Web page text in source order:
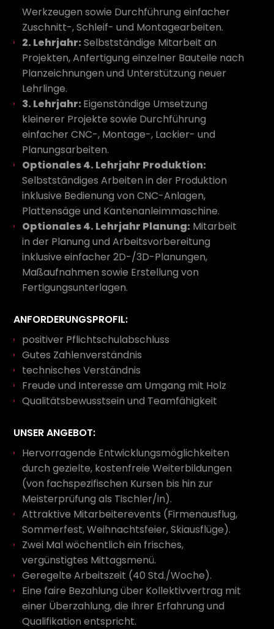
Werkzeugen sowie Durchführung einfacher
Zuschnitt-, Schleif- und Montagearbeiten.
2. Lehrjahr: Selbstständige Mitarbeit an
Projekten, Anfertigung einzelner Bauteile nach
Planzeichnungen und Unterstützung neuer
Lehrlinge.
3. Lehrjahr: Eigenständige Umsetzung
kleinerer Projekte sowie Durchführung
einfacher CNC-, Montage-, Lackier- und
Planungsarbeiten.
Optionales 4. Lehrjahr Produktion:
Selbstständiges Arbeiten in der Produktion
inklusive Bedienung von CNC-Anlagen,
Plattensäge und Kantenanleimmaschine.
Optionales 4. Lehrjahr Planung: Mitarbeit
in der Planung und Arbeitsvorbereitung
inklusive einfacher 2D-/3D-Planungen,
Maßaufnahmen sowie Erstellung von
Fertigungsunterlagen.
ANFORDERUNGSPROFIL:
positiver Pflichtschulabschluss
Gutes Zahlenverständnis
technisches Verständnis
Freude und Interesse am Umgang mit Holz
Qualitätsbewusstsein und Teamfähigkeit
UNSER ANGEBOT:
Hervorragende Entwicklungsmöglichkeiten
durch gezielte, kostenfreie Weiterbildungen
(von fachspezifischen Kursen bis hin zur
Meisterprüfung als Tischler/in).
Attraktive Mitarbeiterevents (Firmenausflug,
Sommerfest, Weihnachtsfeier, Skiausflüge).
Zwei Mal wöchentlich ein frisches,
vergünstigtes Mittagsmenü.
Geregelte Arbeitszeit (40 Std./Woche).
Eine faire Bezahlung über Kollektivvertrag mit
einer Überzahlung, die Ihrer Erfahrung und
Qualifikation entspricht.